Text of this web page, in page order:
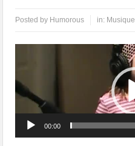
Posted by Humorous in: Musique
00:00